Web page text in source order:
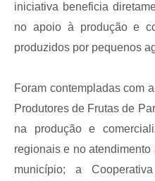
iniciativa beneficia
no apoio à produção e
produzidos por pequenos
Foram contempladas com
Produtores de Frutas de
na produção e
regionais e no
município; a